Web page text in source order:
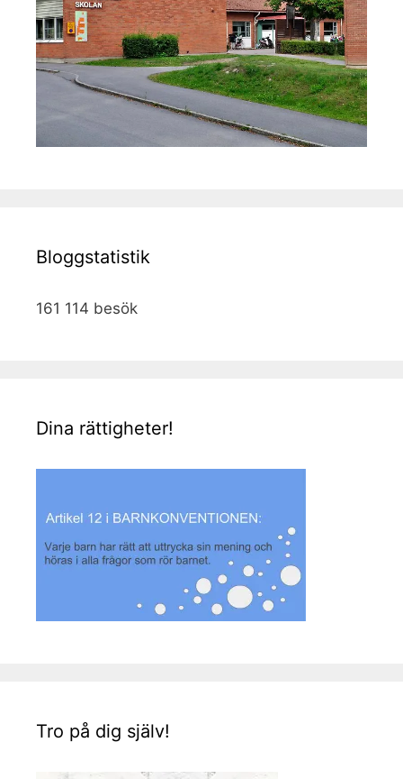
Bloggstatistik
161 114 besök
Dina rättigheter!
Tro på dig själv!